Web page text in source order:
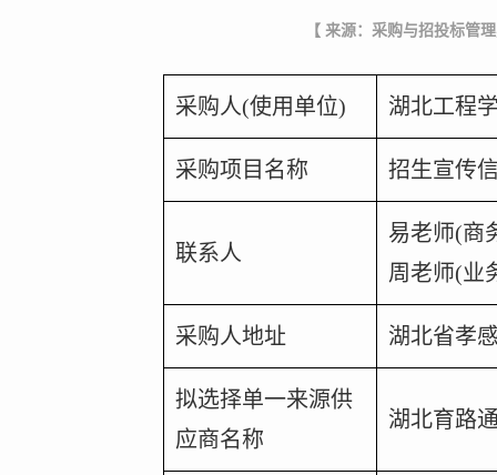
【 来源：采购与招投标管
采购人(使用单位) 湖北工程
采购项目名称 招生宣传
联系人
易老师(商
周老师(业
采购人地址 湖北省孝
拟选择单一来源供
应商名称
湖北育路